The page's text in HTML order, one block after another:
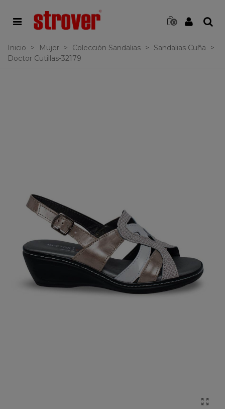
0
Inicio > Mujer > Colección Sandalias > Sandalias Cuña
>
Doctor Cutillas-32179